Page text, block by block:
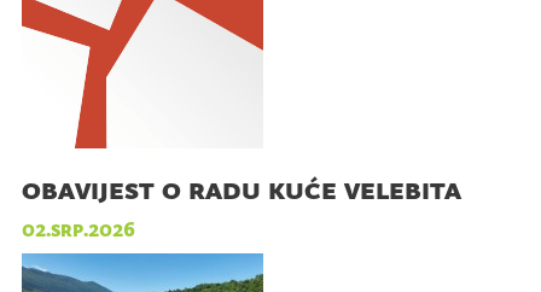
obavijest o radu kuće velebita
02.srp.2026